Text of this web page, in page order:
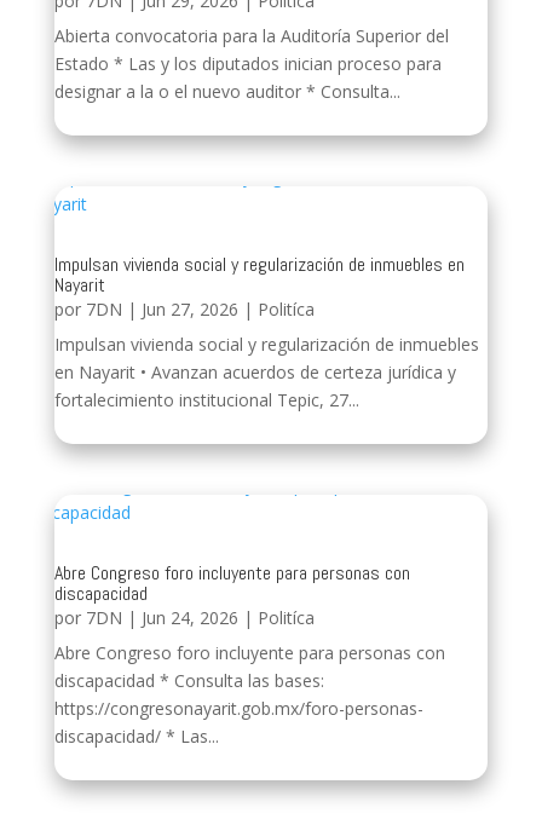
Abierta convocatoria para la Auditoría Superior del
Estado * Las y los diputados inician proceso para
designar a la o el nuevo auditor * Consulta...
Impulsan vivienda social y regularización de inmuebles en
Nayarit
por 7DN | Jun 27, 2026 | Politíca
Impulsan vivienda social y regularización de inmuebles
en Nayarit • Avanzan acuerdos de certeza jurídica y
fortalecimiento institucional Tepic, 27...
Abre Congreso foro incluyente para personas con
discapacidad
por 7DN | Jun 24, 2026 | Politíca
Abre Congreso foro incluyente para personas con
discapacidad * Consulta las bases:
https://congresonayarit.gob.mx/foro-personas-
discapacidad/ * Las...